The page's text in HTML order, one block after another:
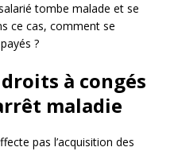
tombe malade et se
ce cas, comment se
?
à congés
maladie
pas l’acquisition des